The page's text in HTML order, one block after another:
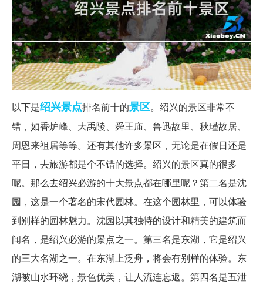
以下是绍兴景点排名前十的景区。绍兴的景区非常不
错，如香炉峰、大禹陵、舜王庙、鲁迅故里、秋瑾故居、
周恩来祖居等等。还有其他许多景区，无论是在假日还是
平日，去旅游都是个不错的选择。绍兴的景区真的很多
呢。那么去绍兴必游的十大景点都在哪里呢？第二名是沈
园，这是一个著名的宋代园林。在这个园林里，可以体验
到别样的园林魅力。沈园以其独特的设计和精美的建筑而
闻名，是绍兴必游的景点之一。第三名是东湖，它是绍兴
的三大名湖之一。在东湖上泛舟，将会有别样的体验。东
湖被山水环绕，景色优美，让人流连忘返。第四名是五泄